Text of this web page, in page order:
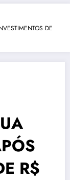
DE
R$